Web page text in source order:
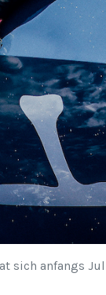
sich anfangs